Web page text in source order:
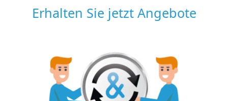
Erhalten Sie jetzt Angebote